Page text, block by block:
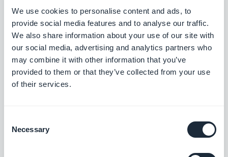
We use cookies to personalise content and ads, to
provide social media features and to analyse our traffic.
We also share information about your use of our site with
our social media, advertising and analytics partners who
may combine it with other information that you’ve
provided to them or that they’ve collected from your use
of their services.
Selection
Necessary
Suite à l'introduction de laguideline 4.2.6, à
compter du 25 septembre 2017, pour toutes les
apps iOS destinées à être distribuées dans l'App
Store, une étape de review effectuée par
GoodBarber est obligatoire. Cela s'applique pour